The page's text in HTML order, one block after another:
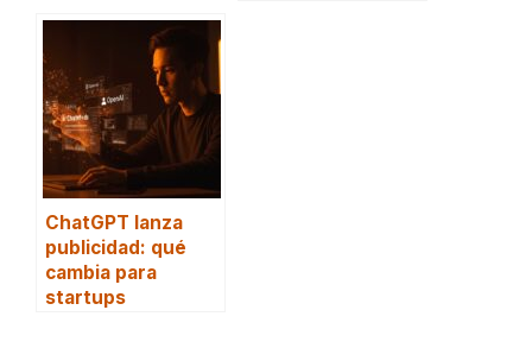
ChatGPT lanza
publicidad: qué
cambia para
startups